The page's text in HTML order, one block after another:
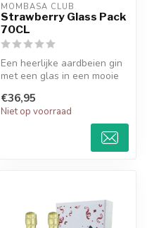
MOMBASA CLUB
Strawberry Glass Pack
70CL
Een heerlijke aardbeien gin
met een glas in een mooie
€36,95
Niet op voorraad